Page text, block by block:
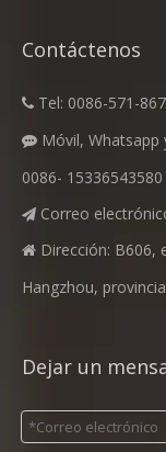
Contáctenos
 Tel: 0086-571-
 Móvil, Whatsapp
0086- 15336543580
 Correo
 Dirección: B606,
Hangzhou,
Dejar un